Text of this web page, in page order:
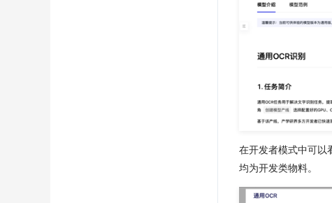
在开发者模式中可以
均为开发类物料。